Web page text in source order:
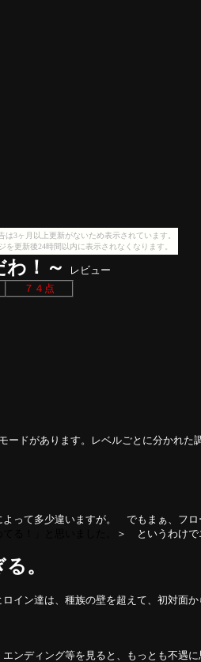
は3ヶ月以上更新がないため表示されています。
を更新後24時間以内に表示されなくなります。
！～
レビュー
７４点
ドがあります。レベルごとに分かれた
って多少違いますが。 でもまぁ、フ
＞ というわけで
。
イン達は、種族の壁を超えて、初対面
ンディング等を見ると、もっとも不